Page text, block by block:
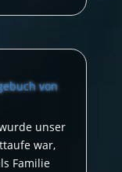
von
unser
war,
Familie